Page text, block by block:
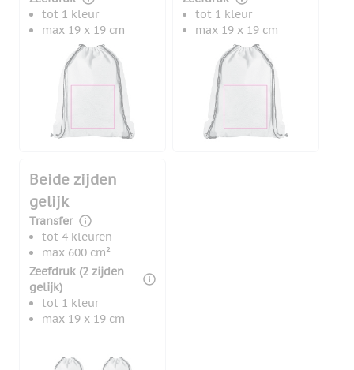
tot 1 kleur
max 19 x 19 cm
tot 1 kleur
max 19 x 19 cm
Beide zijden
gelijk
Transfer
tot 4 kleuren
max 600 cm²
Zeefdruk (2 zijden
gelijk)
tot 1 kleur
max 19 x 19 cm